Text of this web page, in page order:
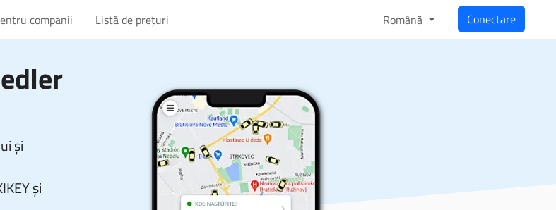
companii Listă de prețuri Română Conectare
și
și